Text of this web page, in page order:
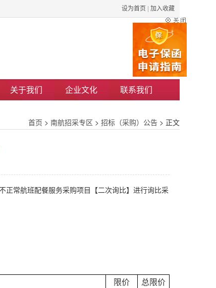
设为首页 | 加入收藏
关于我们 企业文化 联系我们
首页 > 南航招采专区 > 招标（采购）公告 > 正文
正常航班配餐服务采购项目【二次询比】 进行询比采
限价
总 限价